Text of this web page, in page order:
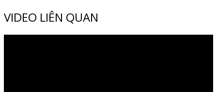
VIDEO LIÊN QUAN